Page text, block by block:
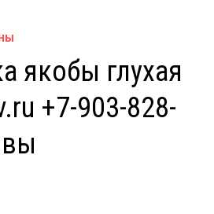
якобы глухая
+7-903-828-